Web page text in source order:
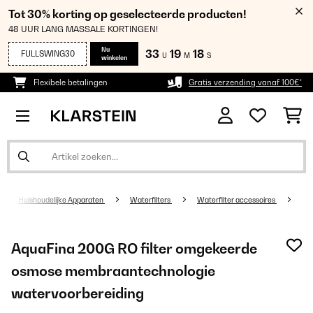
Tot 30% korting op geselecteerde producten!
48 UUR LANG MASSALE KORTINGEN!
FULLSWING30
Nu
winkelen
33 U 19 M 18 S
Flexibele betalingen Gratis verzending vanaf 100€*
Huishoudelijke Apparaten Waterfilters Waterfilter accessoires
AquaFina 200G RO filter omgekeerde
osmose membraantechnologie
watervoorbereiding